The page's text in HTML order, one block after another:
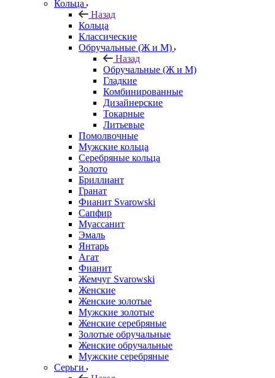
Кольца
Назад
Кольца
Классические
Обручальные (Ж и М)
Назад
Обручальные (Ж и М)
Гладкие
Комбинированные
Дизайнерские
Токарные
Литьевые
Помолвочные
Мужские кольца
Серебряные кольца
Золото
Бриллиант
Гранат
Фианит Svarowski
Сапфир
Муассанит
Эмаль
Янтарь
Агат
Фианит
Жемчуг Svarowski
Женские
Женские золотые
Мужские золотые
Женские серебряные
Золотые обручальные
Женские обручальные
Мужские серебряные
Серьги